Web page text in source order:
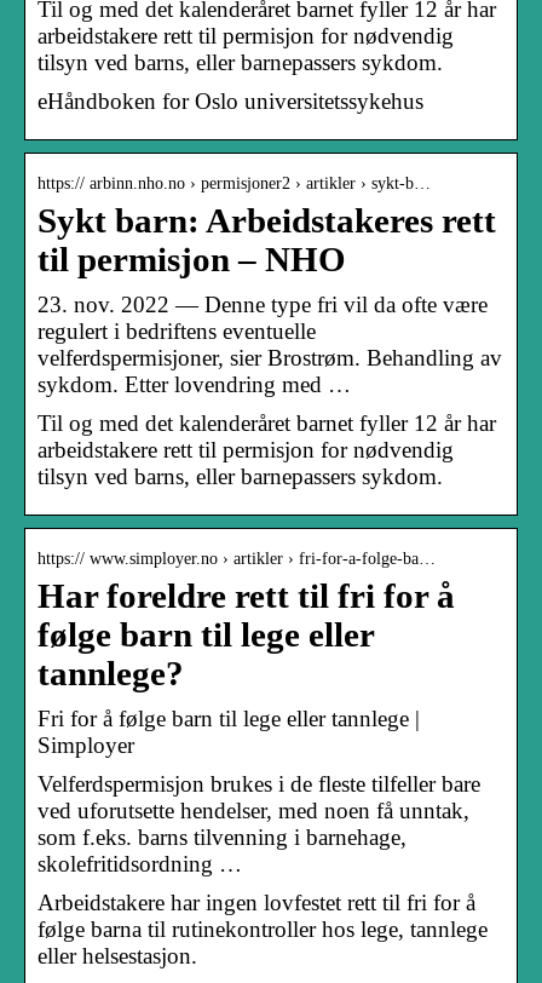
Til og med det kalenderåret barnet fyller 12 år har
arbeidstakere rett til permisjon for nødvendig
tilsyn ved barns, eller barnepassers sykdom.
eHåndboken for Oslo universitetssykehus
https:// arbinn.nho.no › permisjoner2 › artikler › sykt-b…
Sykt barn: Arbeidstakeres rett
til permisjon – NHO
23. nov. 2022 — Denne type fri vil da ofte være
regulert i bedriftens eventuelle
velferdspermisjoner, sier Brostrøm. Behandling av
sykdom. Etter lovendring med …
Til og med det kalenderåret barnet fyller 12 år har
arbeidstakere rett til permisjon for nødvendig
tilsyn ved barns, eller barnepassers sykdom.
https:// www.simployer.no › artikler › fri-for-a-folge-ba…
Har foreldre rett til fri for å
følge barn til lege eller
tannlege?
Fri for å følge barn til lege eller tannlege |
Simployer
Velferdspermisjon brukes i de fleste tilfeller bare
ved uforutsette hendelser, med noen få unntak,
som f.eks. barns tilvenning i barnehage,
skolefritidsordning …
Arbeidstakere har ingen lovfestet rett til fri for å
følge barna til rutinekontroller hos lege, tannlege
eller helsestasjon.